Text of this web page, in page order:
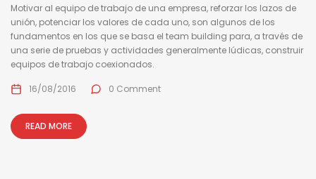
Motivar al equipo de trabajo de una empresa, reforzar los lazos de
unión, potenciar los valores de cada uno, son algunos de los
fundamentos en los que se basa el team building para, a través de
una serie de pruebas y actividades generalmente lúdicas, construir
equipos de trabajo coexionados.
16/08/2016 0 Comment
READ MORE